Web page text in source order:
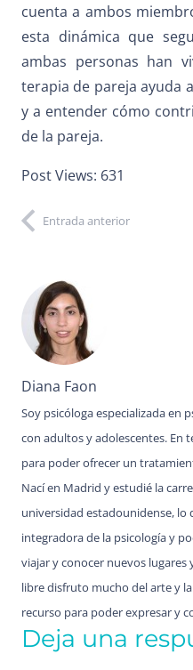
cuenta a ambos
esta dinámica que
ambas personas han
terapia de pareja ayuda
y a entender cómo
de la pareja.
Post Views: 631
Entrada anterior
Diana Faon
Soy psicóloga especializada en
con adultos y adolescentes. En
para poder ofrecer un
Nací en Madrid y estudié la
universidad estadounidense,
integradora de la psicología y
viajar y conocer nuevos
libre disfruto mucho del arte y
recurso para poder expresar y
Deja una